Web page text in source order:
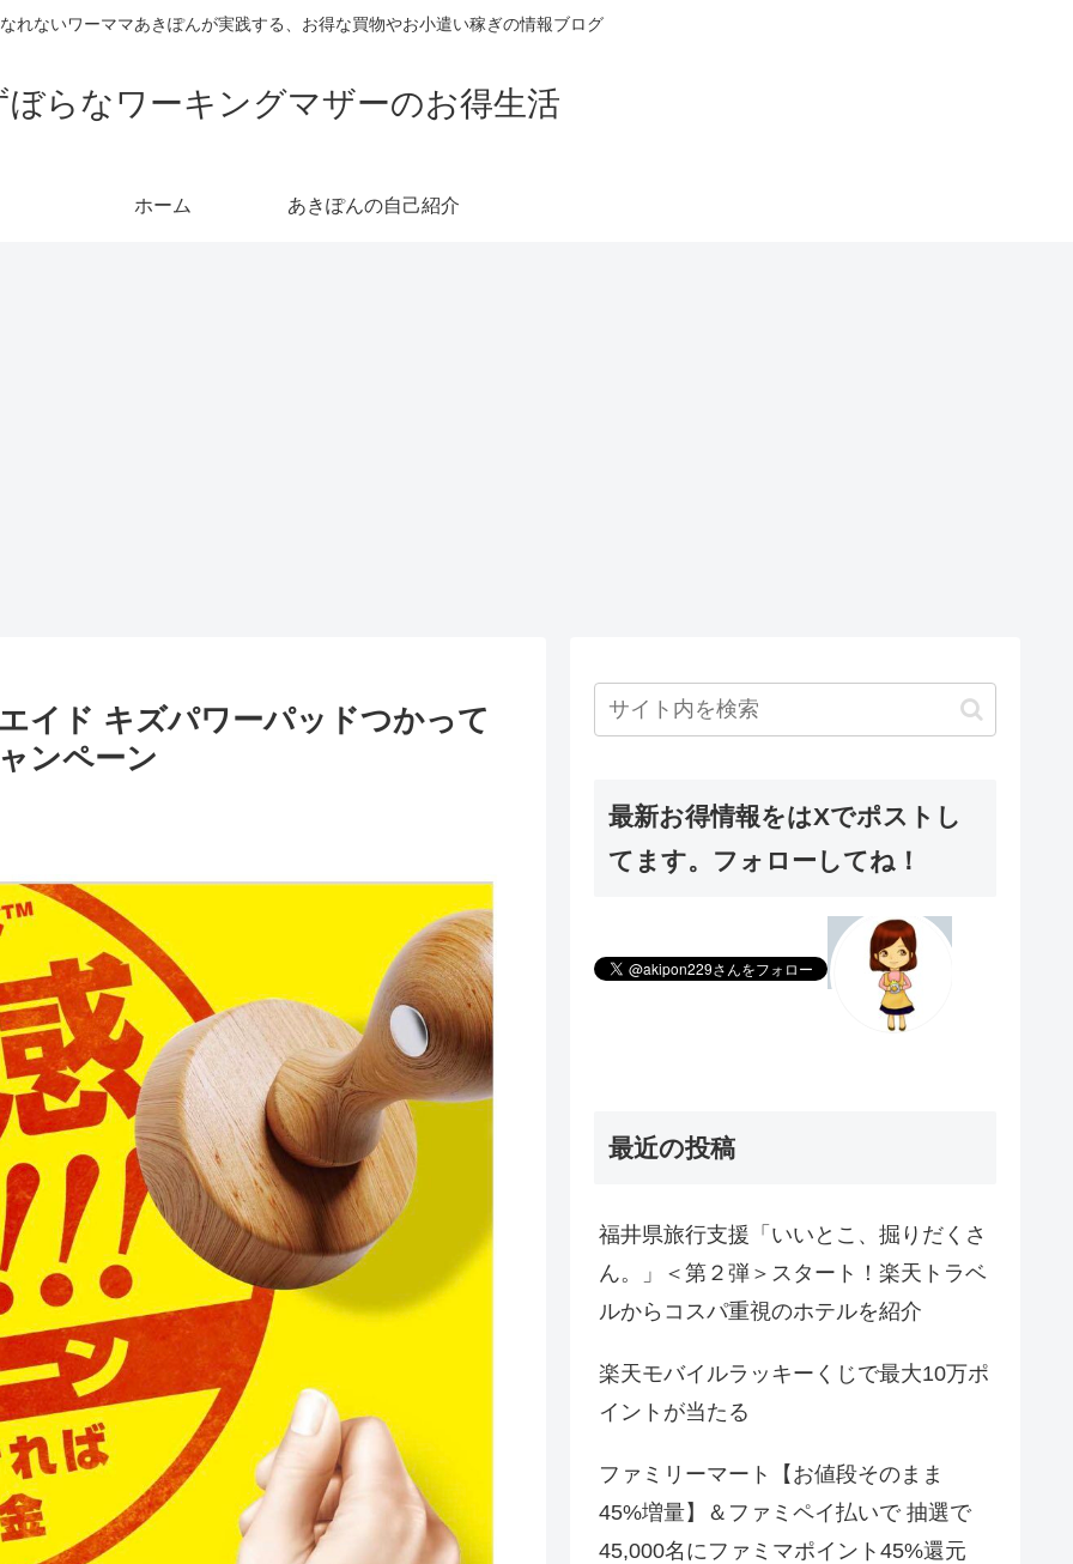
れないワーママあきぽんが実践する、お得な買物やお小遣い稼ぎの情報ブログ
ぼらなワーキングマザーのお得生活
ホーム あきぽんの自己紹介
イド キズパワーパッドつかって
ンペーン
最新お得情報をはXでポストし
てます。フォローしてね！
最近の投稿
福井県旅行支援「いいとこ、掘りだくさ
ん。」＜第２弾＞スタート！楽天トラベ
ルからコスパ重視のホテルを紹介
楽天モバイルラッキーくじで最大10万ポ
イントが当たる
ファミリーマート【お値段そのまま
45%増量】＆ファミペイ払いで 抽選で
45,000名にファミマポイント45%還元